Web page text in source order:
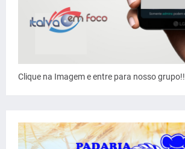
Clique na Imagem e entre para nosso grupo!!